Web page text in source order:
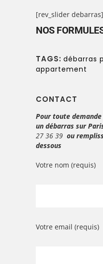
[rev_slider debarras]
NOS
TAGS: débarras
appartement
CONTACT
Pour toute
un débarras sur
27 36 39 ou
dessous
Votre nom (requis)
Votre email (requis)